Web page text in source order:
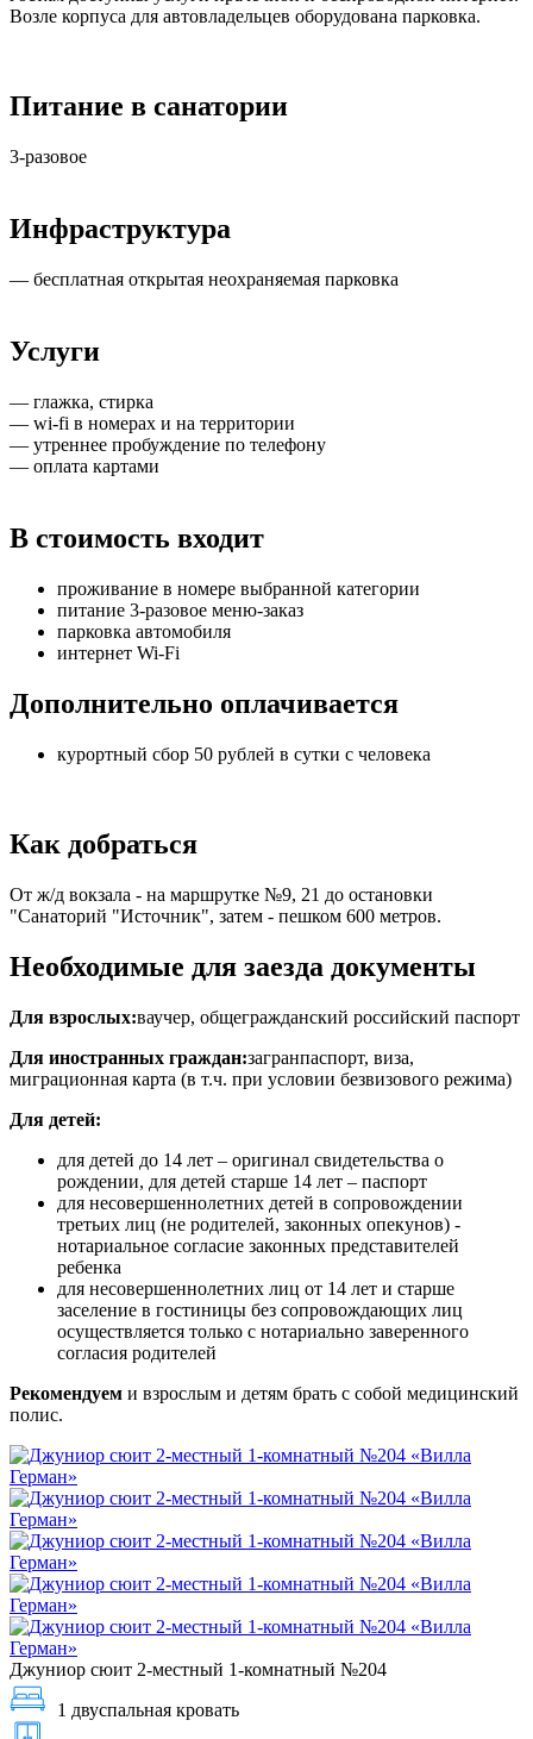
Возле корпуса для автовладельцев оборудована парковка.
Питание в санатории
3-разовое
Инфраструктура
— бесплатная открытая неохраняемая парковка
Услуги
— глажка, стирка
— wi-fi в номерах и на территории
— утреннее пробуждение по телефону
— оплата картами
В стоимость входит
проживание в номере выбранной категории
питание 3-разовое меню-заказ
парковка автомобиля
интернет Wi-Fi
Дополнительно оплачивается
курортный сбор 50 рублей в сутки с человека
Как добраться
От ж/д вокзала - на маршрутке №9, 21 до остановки
"Санаторий "Источник", затем - пешком 600 метров.
Необходимые для заезда документы
Для взрослых:ваучер, общегражданский российский паспорт
Для иностранных граждан:загранпаспорт, виза,
миграционная карта (в т.ч. при условии безвизового режима)
Для детей:
для детей до 14 лет – оригинал свидетельства о
рождении, для детей старше 14 лет – паспорт
для несовершеннолетних детей в сопровождении
третьих лиц (не родителей, законных опекунов) -
нотариальное согласие законных представителей
ребенка
для несовершеннолетних лиц от 14 лет и старше
заселение в гостиницы без сопровождающих лиц
осуществляется только с нотариально заверенного
согласия родителей
Рекомендуем и взрослым и детям брать с собой медицинский
полис.
Джуниор сюит 2-местный 1-комнатный №204
1 двуспальная кровать